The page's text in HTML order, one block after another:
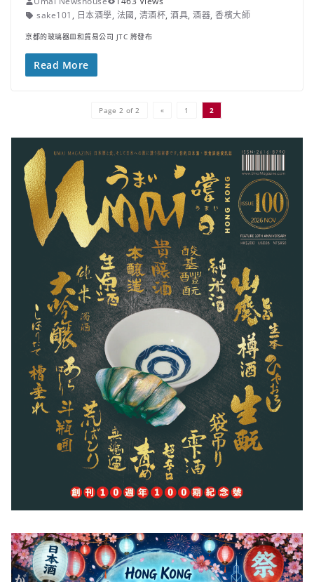
sake101 , 日本酒學, 法國, 清酒杯, 酒具, 酒器, 香檳大師
京都的玻璃器皿和貿易公司 JTC 將發布
Read More
Page 2 of 2 « 1 2